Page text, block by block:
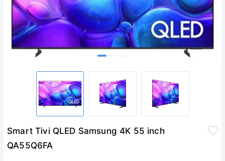
Smart Tivi QLED Samsung 4K 55 inch
QA55Q6FA